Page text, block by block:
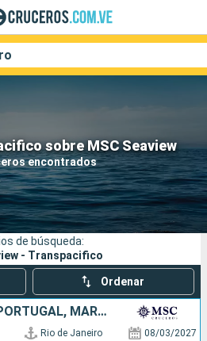
sobre MSC Seaview
encontrados
Compañías
Buscar
de búsqueda:
- Transpacifico
Ordenar
BRASIL, CABO VERDE, PORTUGAL, MARRUECOS, ESPAÑA
Rio de Janeiro 08/03/2027